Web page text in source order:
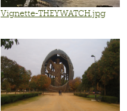
Vignette-THEYWATCH.jpg